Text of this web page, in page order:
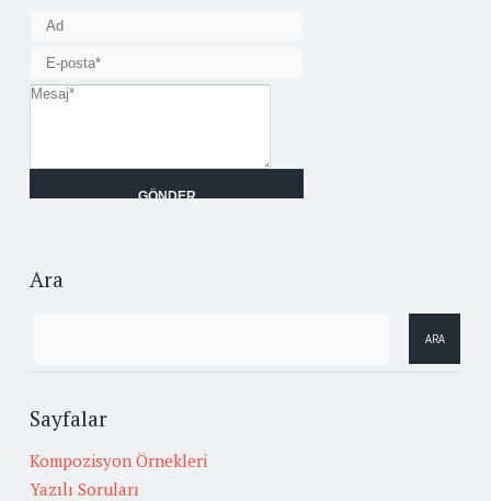
Ara
Sayfalar
Kompozisyon Örnekleri
Yazılı Soruları